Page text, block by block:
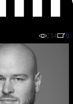
254 0